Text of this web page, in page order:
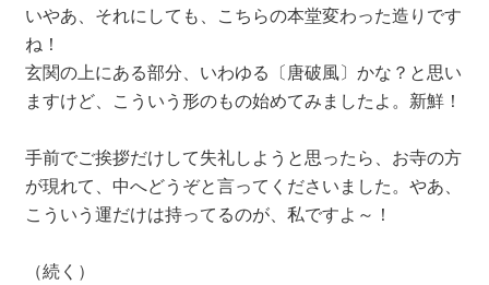
いやあ、それにしても、こちらの本堂変わった造りです
ね！
玄関の上にある部分、いわゆる〔唐破風〕かな？と思い
ますけど、こういう形のもの始めてみましたよ。新鮮！
手前でご挨拶だけして失礼しようと思ったら、お寺の方
が現れて、中へどうぞと言ってくださいました。やあ、
こういう運だけは持ってるのが、私ですよ～！
（続く）